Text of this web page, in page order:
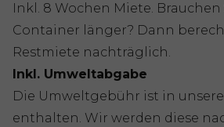
Inkl. 8 Wochen Miete. Brauchen
Container länger? Dann
Restmiete nachträglich.
Inkl. Umweltabgabe
Die Umweltgebühr ist in
enthalten. Wir werden diese